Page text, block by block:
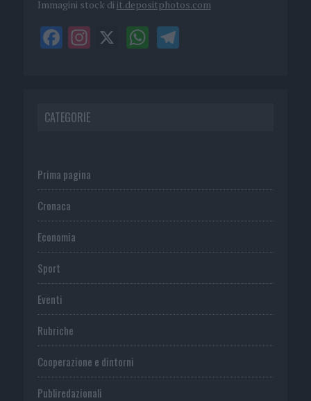
Immagini stock di it.depositphotos.com
CATEGORIE
Prima pagina
Cronaca
Economia
Sport
Eventi
Rubriche
Cooperazione e dintorni
Publiredazionali